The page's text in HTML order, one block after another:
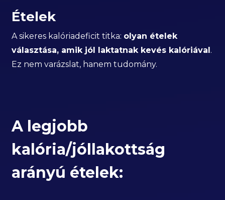
Ételek
A sikeres kalóriadeficit titka: olyan ételek
választása, amik jól laktatnak kevés kalóriával.
Ez nem varázslat, hanem tudomány.
A legjobb
kalória/jóllakottság
arányú ételek: